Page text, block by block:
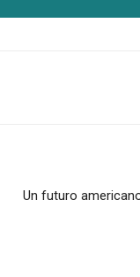
Un futuro